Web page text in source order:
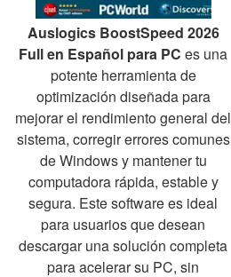
Auslogics BoostSpeed 2026
Full en Español para PC es una
potente herramienta de
optimización diseñada para
mejorar el rendimiento general del
sistema, corregir errores comunes
de Windows y mantener tu
computadora rápida, estable y
segura. Este software es ideal
para usuarios que desean
descargar una solución completa
para acelerar su PC, sin